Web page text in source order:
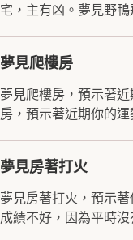
宅，主有凶。夢見野
夢見爬樓房
夢見爬樓房，預示著
房，預示著近期你的
夢見房著打火
夢見房著打火，預示
成績不好，因為平時